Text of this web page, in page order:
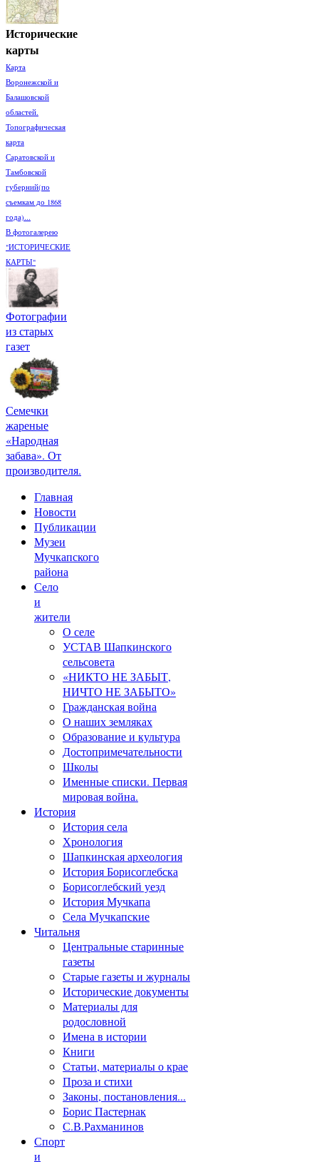
Исторические
карты
Карта
Воронежской и
Балашовской
областей.
Топографическая
карта
Саратовской и
Тамбовской
губерний(по
съемкам до 1868
года)...
В фотогалерею
"ИСТОРИЧЕСКИЕ
КАРТЫ"
Фотографии
из старых
газет
Семечки
жареные
«Народная
забава». От
производителя.
Главная
Новости
Публикации
Музеи
Мучкапского
района
Село
и
жители
О селе
УСТАВ Шапкинского
сельсовета
«НИКТО НЕ ЗАБЫТ,
НИЧТО НЕ ЗАБЫТО»
Гражданская война
О наших земляках
Образование и культура
Достопримечательности
Школы
Именные списки. Первая
мировая война.
История
История села
Хронология
Шапкинская археология
История Борисоглебска
Борисоглебский уезд
История Мучкапа
Села Мучкапские
Читальня
Центральные старинные
газеты
Старые газеты и журналы
Исторические документы
Материалы для
родословной
Имена в истории
Книги
Статьи, материалы о крае
Проза и стихи
Законы, постановления...
Борис Пастернак
С.В.Рахманинов
Спорт
и